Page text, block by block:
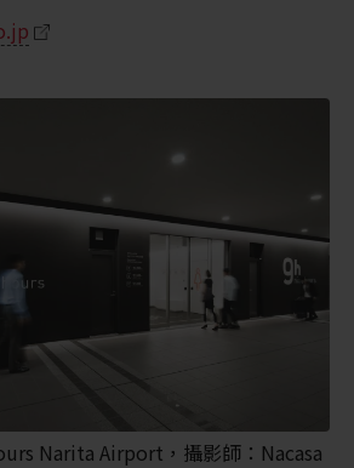
Narita Airport，攝影師：Nacasa